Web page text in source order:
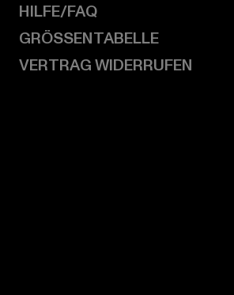
HILFE/FAQ
GRÖSSENTABELLE
VERTRAG WIDERRUFEN